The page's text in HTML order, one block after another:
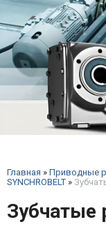
Главная » Приводные
SYNCHROBELT »
Зубчатые